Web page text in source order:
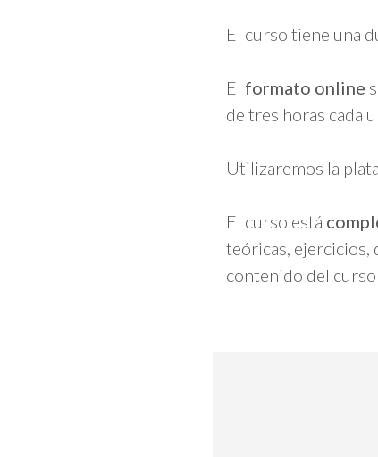
El curso tiene una
El formato online
de tres horas cada
Utilizaremos la
El curso está
teóricas, ejercicios,
contenido del